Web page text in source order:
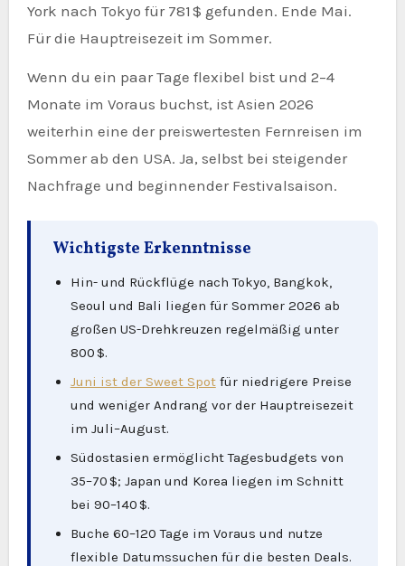
York nach Tokyo für 781 $ gefunden. Ende Mai.
Für die Hauptreisezeit im Sommer.
Wenn du ein paar Tage flexibel bist und 2–4
Monate im Voraus buchst, ist Asien 2026
weiterhin eine der preiswertesten Fernreisen im
Sommer ab den USA. Ja, selbst bei steigender
Nachfrage und beginnender Festivalsaison.
Wichtigste Erkenntnisse
Hin- und Rückflüge nach Tokyo, Bangkok,
Seoul und Bali liegen für Sommer 2026 ab
großen US-Drehkreuzen regelmäßig unter
800 $.
Juni ist der Sweet Spotfür niedrigere Preise
und weniger Andrang vor der Hauptreisezeit
im Juli–August.
Südostasien ermöglicht Tagesbudgets von
35–70 $; Japan und Korea liegen im Schnitt
bei 90–140 $.
Buche 60–120 Tage im Voraus und nutze
flexible Datumssuchen für die besten Deals.